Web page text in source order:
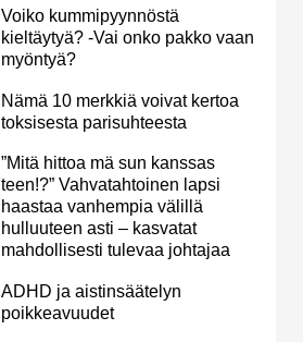
Voiko kummipyynnöstä
kieltäytyä? -Vai onko pakko vaan
myöntyä?
Nämä 10 merkkiä voivat kertoa
toksisesta parisuhteesta
”Mitä hittoa mä sun kanssas
teen!?” Vahvatahtoinen lapsi
haastaa vanhempia välillä
hulluuteen asti – kasvatat
mahdollisesti tulevaa johtajaa
ADHD ja aistinsäätelyn
poikkeavuudet